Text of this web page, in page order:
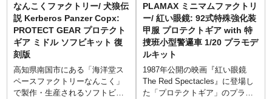
なんこくファクトリー/ 犬狼伝
説 Kerberos Panzer Copx:
PROTECT GEAR プロテクト
ギア ミドル ソフビキット 復
刻版
高知県南国市にある「海洋堂ス
ペースファクトリーなんこく」
で製作・生産されるソフトビニ
PLAMAX ミニマムファクトリ
ー/ 紅い眼鏡: 92式特殊強化装
甲服 プロテクトギア with 特
捜班小型警邏車 1/20 プラモデ
ルキット
1987年公開の映画『紅い眼鏡
The Red Spectacles』に登場し
た「プロテクトギア」のプラス